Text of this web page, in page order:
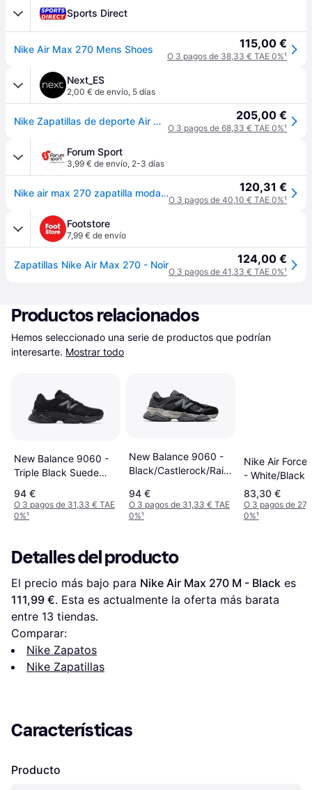
Sports Direct
Nike Air Max 270 Mens Shoes 115,00 €
O 3 pagos de 38,33 € TAE 0%¹
Next_ES
2,00 € de envío, 5 días
Nike Zapatillas de deporte Air Max 270 de Nike 205,00 €
O 3 pagos de 68,33 € TAE 0%¹
Forum Sport
3,99 € de envío, 2-3 días
Nike air max 270 zapatilla moda mujer - Negro - 42 120,31 €
O 3 pagos de 40,10 € TAE 0%¹
Footstore
7,99 € de envío
Zapatillas Nike Air Max 270 - Noir 124,00 €
O 3 pagos de 41,33 € TAE 0%¹
Productos relacionados
Hemos seleccionado una serie de productos que podrían
interesarte. Mostrar todo
New Balance 9060 -
Triple Black Suede
94 €
O 3 pagos de 31,33 € TAE
0%¹
New Balance 9060 -
Black/Castlerock/Rain
94 €
O 3 pagos de 31,33 € TAE
0%¹
Nike Air Force
- White/Black
83,30 €
O 3 pagos de
0%¹
Detalles del producto
El precio más bajo para Nike Air Max 270 M - Black
111,99 €. Esta es actualmente la oferta más barata
entre 13 tiendas.
Comparar:
Nike Zapatos
Nike Zapatillas
Características
Producto